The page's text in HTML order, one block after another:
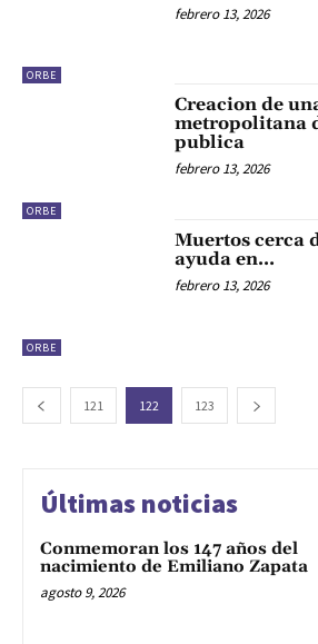
ORBE
febrero 13, 2026
ORBE
Creacion de
metropolitana
publica
febrero 13, 2026
ORBE
Muertos cerca
ayuda en…
febrero 13, 2026
121 122 123
Últimas noticias
Conmemoran los 147 años del
nacimiento de Emiliano Zapata
agosto 9, 2026